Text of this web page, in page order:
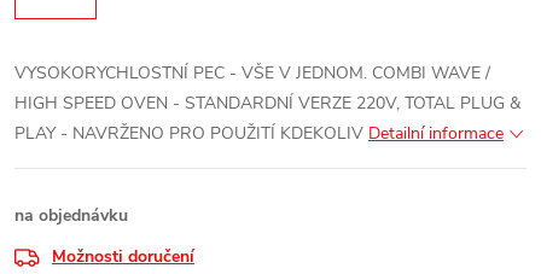
VYSOKORYCHLOSTNÍ PEC - VŠE V JEDNOM. COMBI WAVE /
HIGH SPEED OVEN - STANDARDNÍ VERZE 220V, TOTAL PLUG &
PLAY - NAVRŽENO PRO POUŽITÍ KDEKOLIV Detailní informace
na objednávku
Možnosti doručení